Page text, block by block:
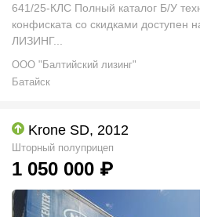
641/25-КЛС Полный каталог Б/У
конфиската со скидками
ЛИЗИНГ...
ООО "Балтийский лизинг"
Батайск
Krone SD, 2012
Шторный полуприцеп
1 050 000 ₽